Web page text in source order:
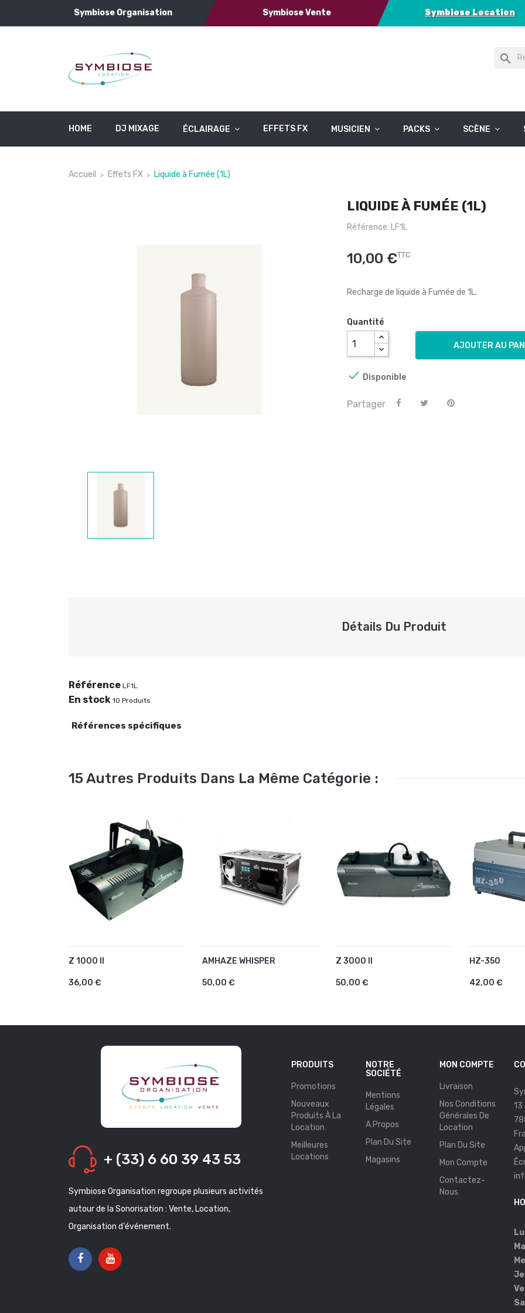
Symbiose Organisation Symbiose Vente Symbiose Location
search
HOME DJ MIXAGE ÉCLAIRAGE EFFETS FX MUSICIEN PACKS SCÈNE
Accueil Effets FX Liquide à Fumée (1L)
LIQUIDE À FUMÉE (1L)
Référence: LF1L
10,00 €TTC
Recharge de liquide à Fumée de 1L.
Quantité
AJOUTER AU
 Disponible
Partager
Détails Du Produit
Référence LF1L
En stock 10 Produits
Références spécifiques
15 Autres Produits Dans La Même Catégorie :
Z 1000 II
36,00 €
AJOUTER AU PANIER AMHAZE WHISPER
50,00 €
AJOUTER AU PANIER Z 3000 II
50,00 €
AJOUTER AU PANIER HZ-350
42,00 €
AJOUTER
+ (33) 6 60 39 43 53
Symbiose Organisation regroupe plusieurs activités
autour de la Sonorisation : Vente, Location,
Organisation d'événement.
PRODUITS
Promotions
Nouveaux
Produits À La
Location
Meilleures
Locations
NOTRE
SOCIÉTÉ
Mentions
Légales
A Propos
Plan Du Site
Magasins
MON COMPTE
Livraison
Nos Conditions
Générales De
Location
Plan Du Site
Mon Compte
Contactez-
Nous